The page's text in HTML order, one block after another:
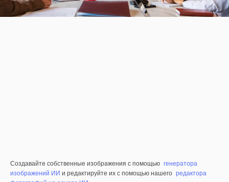
Создавайте собственные изображения с помощью генератора
изображений ИИ и редактируйте их с помощью нашего редактора